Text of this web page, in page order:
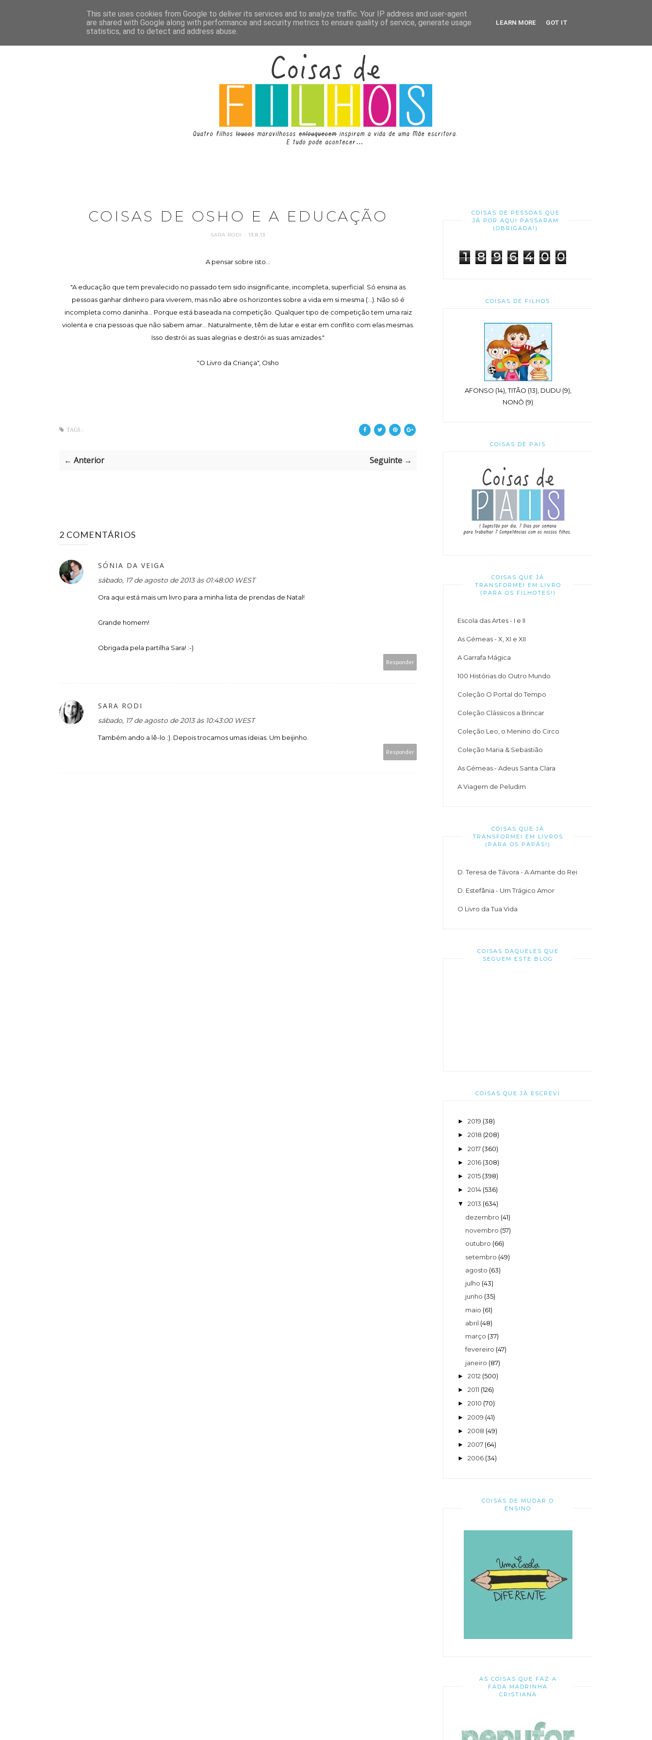
COISAS DE OSHO E A EDUCAÇÃO
SARA RODI - 13.8.13
A pensar sobre isto...
"A educação que tem prevalecido no passado tem sido insignificante, incompleta, superficial. Só ensina as
pessoas ganhar dinheiro para viverem, mas não abre os horizontes sobre a vida em si mesma (...). Não só é
incompleta como daninha... Porque está baseada na competição. Qualquer tipo de competição tem uma raiz
violenta e cria pessoas que não sabem amar... Naturalmente, têm de lutar e estar em conflito com elas mesmas.
Isso destrói as suas alegrias e destrói as suas amizades."
"O Livro da Criança", Osho
TAGS :
← Anterior Seguinte →
2 COMENTÁRIOS
SÓNIA DA VEIGA
sábado, 17 de agosto de 2013 às 01:48:00 WEST
Ora aqui está mais um livro para a minha lista de prendas de Natal!
Grande homem!
Obrigada pela partilha Sara! :-)
Responder
SARA RODI
sábado, 17 de agosto de 2013 às 10:43:00 WEST
Também ando a lê-lo :). Depois trocamos umas ideias. Um beijinho.
Responder
COISAS DE PESSOAS QUE
JÁ POR AQUI PASSARAM
(OBRIGADA!)
1 8 9 6 4 0 0
COISAS DE FILHOS
AFONSO (14), TITÃO (13), DUDU (9),
NONÔ (9)
COISAS DE PAIS
COISAS QUE JÁ
TRANSFORMEI EM LIVRO
(PARA OS FILHOTES!)
Escola das Artes - I e II
As Gémeas - X, XI e XII
A Garrafa Mágica
100 Histórias do Outro Mundo
Coleção O Portal do Tempo
Coleção Clássicos a Brincar
Coleção Leo, o Menino do Circo
Coleção Maria & Sebastião
As Gémeas - Adeus Santa Clara
A Viagem de Peludim
COISAS QUE JÁ
TRANSFORMEI EM LIVROS
(PARA OS PAPÁS!)
D. Teresa de Távora - A Amante do Rei
D. Estefânia - Um Trágico Amor
O Livro da Tua Vida
COISAS DAQUELES QUE
SEGUEM ESTE BLOG
COISAS QUE JÁ ESCREVI
► 2019 (38)
► 2018 (208)
► 2017 (360)
► 2016 (308)
► 2015 (398)
► 2014 (536)
▼ 2013 (634)
dezembro (41)
novembro (57)
outubro (66)
setembro (49)
agosto (63)
julho (43)
junho (35)
maio (61)
abril (48)
março (37)
fevereiro (47)
janeiro (87)
► 2012 (500)
► 2011 (126)
► 2010 (70)
► 2009 (41)
► 2008 (49)
► 2007 (64)
► 2006 (34)
COISAS DE MUDAR O
ENSINO
AS COISAS QUE FAZ A
FADA MADRINHA
CRISTIANA
This site uses cookies from Google to deliver its services and to analyze traffic. Your IP address and user-agent
are shared with Google along with performance and security metrics to ensure quality of service, generate usage
statistics, and to detect and address abuse.
LEARN MORE GOT IT